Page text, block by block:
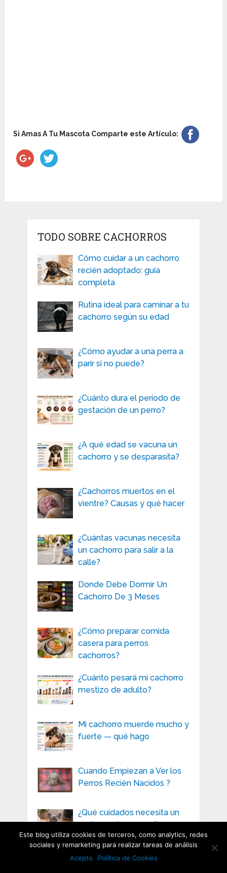
Si Amas A Tu Mascota Comparte este Artículo:
TODO SOBRE CACHORROS
Cómo cuidar a un cachorro
recién adoptado: guía
completa
Rutina ideal para caminar a tu
cachorro según su edad
¿Cómo ayudar a una perra a
parir si no puede?
¿Cuánto dura el período de
gestación de un perro?
¿A qué edad se vacuna un
cachorro y se desparasita?
¿Cachorros muertos en el
vientre? Causas y qué hacer
¿Cuántas vacunas necesita
un cachorro para salir a la
calle?
Donde Debe Dormir Un
Cachorro De 3 Meses
¿Cómo preparar comida
casera para perros
cachorros?
¿Cuánto pesará mi cachorro
mestizo de adulto?
Mi cachorro muerde mucho y
fuerte — qué hago
Cuando Empiezan a Ver los
Perros Recién Nacidos ?
¿Qué cuidados necesita un
cachorro de un mes?
¿Cuándo dejan de
Este blog utiliza cookies de terceros, como analytics, redes
sociales y remarketing para realizar tareas de análisis
Acepto
Política de Cookies